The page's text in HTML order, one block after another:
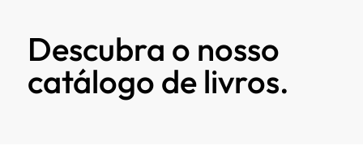
Descubra o nosso
catálogo de livros.